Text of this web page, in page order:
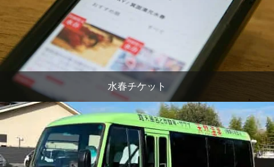
水春チケット